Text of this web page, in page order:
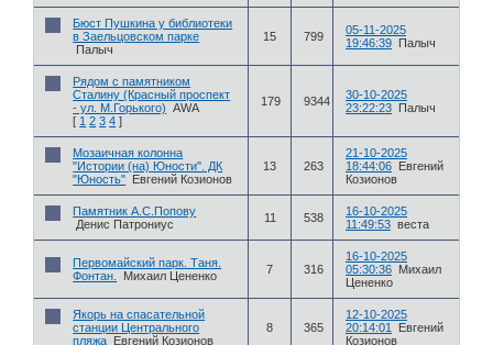
Бюст Пушкина у библиотеки
в Заельцовском парке
Палыч
15 799
05-11-2025
19:46:39 Палыч
Рядом с памятником
Сталину (Красный проспект
- ул. М.Горького)
AWA
[ 1 2 3 4 ]
179 9344
30-10-2025
23:22:23 Палыч
Мозаичная колонна
"Истории (на) Юности". ДК
"Юность" Евгений Козионов
13 263
21-10-2025
18:44:06 Евгений
Козионов
Памятник А.С.Попову
Денис Патрониус
11 538
16-10-2025
11:49:53 веста
Первомайский парк. Таня.
Фонтан.
Михаил Цененко 7 316
16-10-2025
05:30:36 Михаил
Цененко
Якорь на спасательной
станции Центрального
пляжа Евгений Козионов
8 365
12-10-2025
20:14:01
Евгений
Козионов